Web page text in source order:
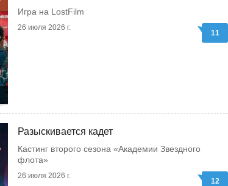
Игра на LostFilm
26 июля 2026 г.
11
Разыскивается кадет
Кастинг второго сезона «Академии Звездного
флота»
26 июля 2026 г.
12